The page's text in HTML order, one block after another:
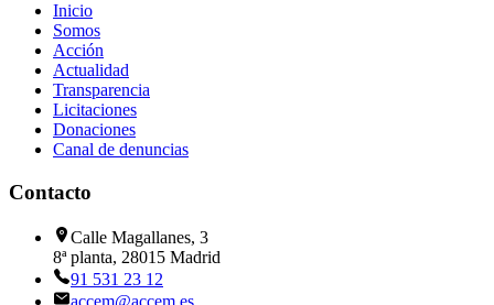
Inicio
Somos
Acción
Actualidad
Transparencia
Licitaciones
Donaciones
Canal de denuncias
Contacto
Calle Magallanes, 3
8ª planta, 28015 Madrid
91 531 23 12
accem@accem.es